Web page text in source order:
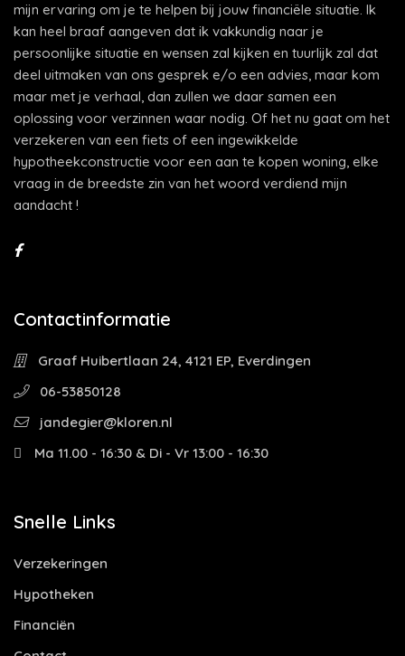
mijn ervaring om je te helpen bij jouw financiële situatie. Ik
kan heel braaf aangeven dat ik vakkundig naar je
persoonlijke situatie en wensen zal kijken en tuurlijk zal dat
deel uitmaken van ons gesprek e/o een advies, maar kom
maar met je verhaal, dan zullen we daar samen een
oplossing voor verzinnen waar nodig. Of het nu gaat om het
verzekeren van een fiets of een ingewikkelde
hypotheekconstructie voor een aan te kopen woning, elke
vraag in de breedste zin van het woord verdiend mijn
aandacht !
Contactinformatie
Graaf Huibertlaan 24, 4121 EP, Everdingen
06-53850128
jandegier@kloren.nl
Ma 11.00 - 16:30 & Di - Vr 13:00 - 16:30
Snelle Links
Verzekeringen
Hypotheken
Financiën